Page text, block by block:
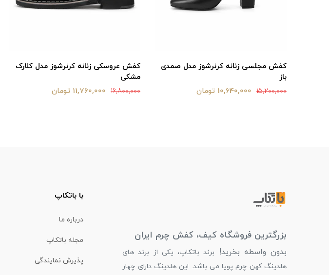
کفش مجلسی زنانه کرنرشوز مدل صمدی
باز
15,200,000 10,640,000 تومان
کفش عروسکی زنانه کرنرشوز مدل کلارک
مشکی
16,800,000 11,760,000 تومان
بزرگترین فروشگاه کیف، کفش چرم ایران
بدون واسطه بخرید!
برند باتکاپ، یکی از برند های
هلدینگ کهن چرم پویا می باشد. این هلدینگ دارای چهار
با باتکاپ
درباره ما
مجله باتکاپ
پذیرش نمایندگی